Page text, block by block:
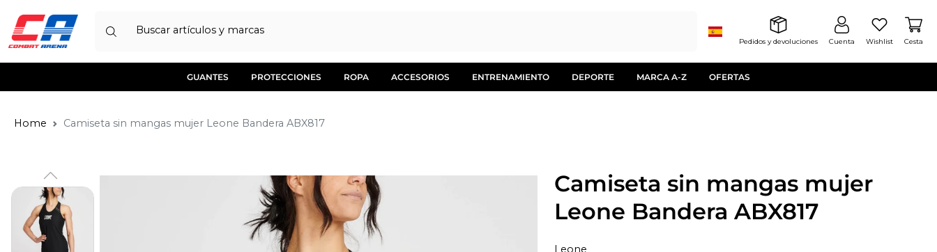
Buscar artículos y marcas
Pedidos y devoluciones Cuenta Wishlist Cesta
GUANTES PROTECCIONES ROPA ACCESORIOS ENTRENAMIENTO DEPORTE MARCA A-Z OFERTAS
Home Camiseta sin mangas mujer Leone Bandera ABX817
Camiseta sin mangas mujer
Leone Bandera ABX817
Leone